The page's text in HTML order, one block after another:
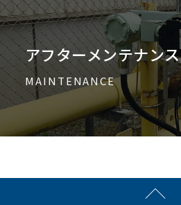
アフターメンテナンス
MAINTENANCE